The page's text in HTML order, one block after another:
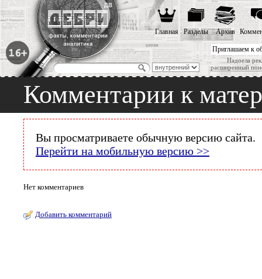
Приглашаем к
Надоела
расширенный
Главная Разделы Архив
Комментарии к
Вы просматриваете обычную версию сайта.
Перейти на мобильную версию >>
Нет комментариев
Добавить комментарий